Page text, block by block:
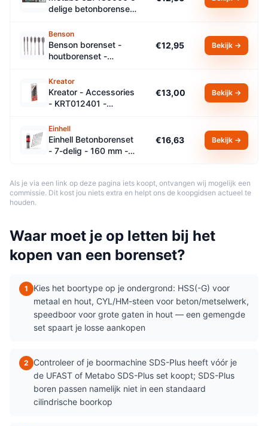
delige betonborenset
Benson
Benson borenset -
houtborenset -
10 t/m 25mm - 6 delig
€12,95 Bekijk →
Kreator
Kreator - Accessories
- KRT012401 -
10mm - 5 st.
€13,00 Bekijk →
Einhell
Einhell Betonborenset
- 7-delig - 160 mm -
€16,63 Bekijk →
Als je via een link op deze pagina iets koopt, ontvangen wij mogelijk een
commissie. Dit kost jou niets extra en helpt ons de koopgidsen actueel te
houden.
Waar moet je op letten bij het
kopen van een borenset?
1
Kies het boortype op je ondergrond: HSS(-G) voor
metaal en hout, CYL/HM-steen voor beton/metselwerk,
speedboor voor grote gaten in hout — een gemengde
set spaart je losse aankopen
2
Controleer of je boormachine SDS-Plus heeft vóór je
de UFAST of Metabo SDS-Plus set koopt; SDS-Plus
boren passen namelijk niet in een standaard
cilindrische boorkop